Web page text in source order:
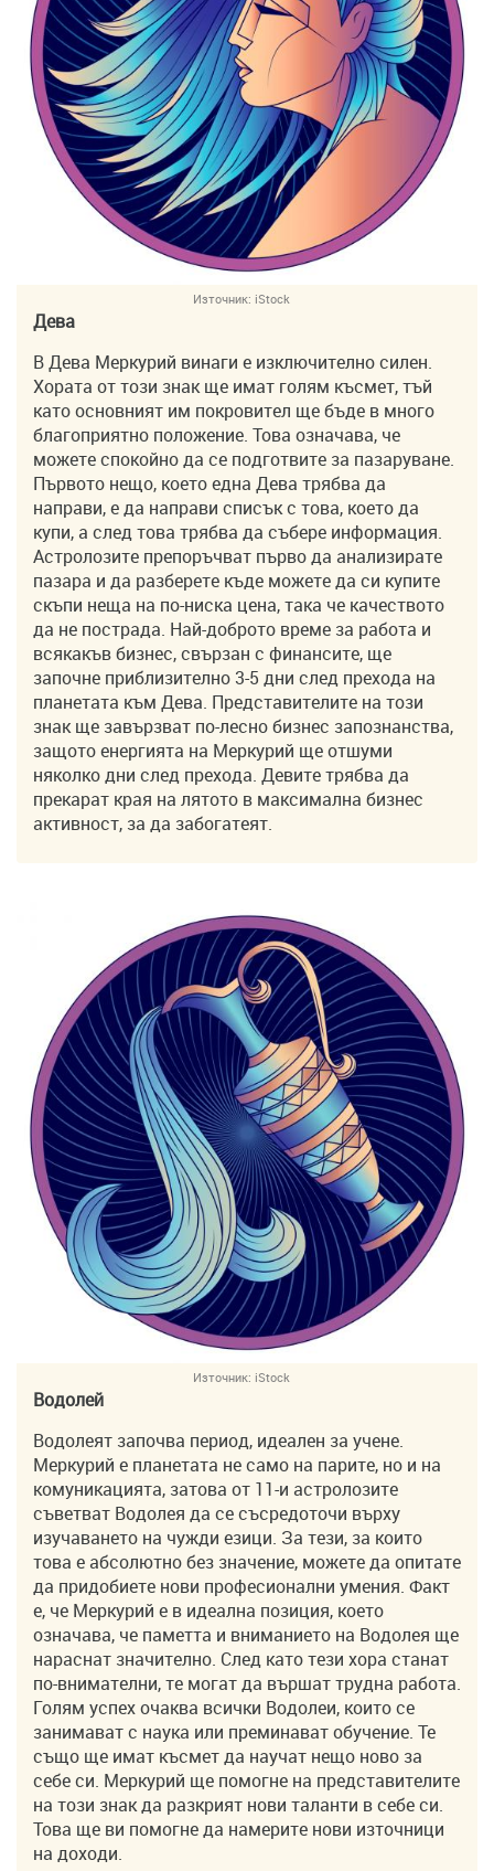
Източник: iStock
Дева
В Дева Меркурий винаги е изключително силен.
Хората от този знак ще имат голям късмет, тъй
като основният им покровител ще бъде в много
благоприятно положение. Това означава, че
можете спокойно да се подготвите за пазаруване.
Първото нещо, което една Дева трябва да
направи, е да направи списък с това, което да
купи, а след това трябва да събере информация.
Астролозите препоръчват първо да анализирате
пазара и да разберете къде можете да си купите
скъпи неща на по-ниска цена, така че качеството
да не пострада. Най-доброто време за работа и
всякакъв бизнес, свързан с финансите, ще
започне приблизително 3-5 дни след прехода на
планетата към Дева. Представителите на този
знак ще завързват по-лесно бизнес запознанства,
защото енергията на Меркурий ще отшуми
няколко дни след прехода. Девите трябва да
прекарат края на лятото в максимална бизнес
активност, за да забогатеят.
Източник: iStock
Водолей
Водолеят започва период, идеален за учене.
Меркурий е планетата не само на парите, но и на
комуникацията, затова от 11-и астролозите
съветват Водолея да се съсредоточи върху
изучаването на чужди езици. За тези, за които
това е абсолютно без значение, можете да опитате
да придобиете нови професионални умения. Факт
е, че Меркурий е в идеална позиция, което
означава, че паметта и вниманието на Водолея ще
нараснат значително. След като тези хора станат
по-внимателни, те могат да вършат трудна работа.
Голям успех очаква всички Водолеи, които се
занимават с наука или преминават обучение. Те
също ще имат късмет да научат нещо ново за
себе си. Меркурий ще помогне на представителите
на този знак да разкрият нови таланти в себе си.
Това ще ви помогне да намерите нови източници
на доходи.